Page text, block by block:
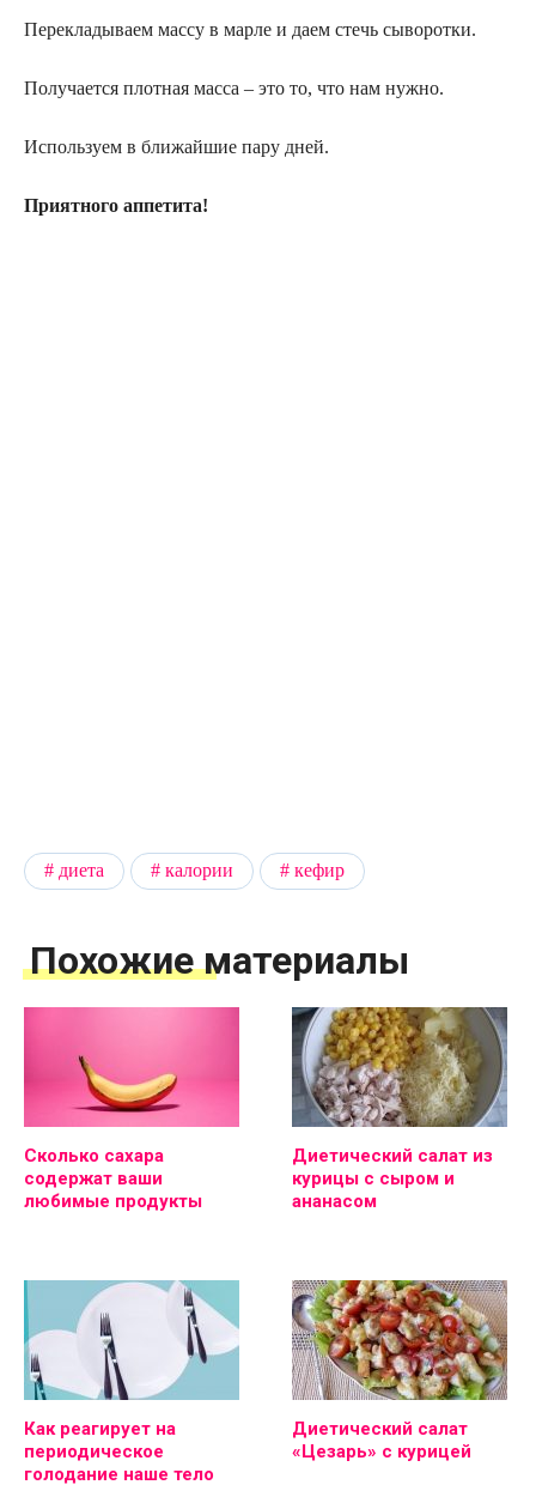
Перекладываем массу в марле и даем стечь сыворотки.
Получается плотная масса – это то, что нам нужно.
Используем в ближайшие пару дней.
Приятного аппетита!
диета калории кефир
Похожие материалы
Сколько сахара
содержат ваши
любимые продукты
Диетический салат из
курицы с сыром и
ананасом
Как реагирует на
периодическое
голодание наше тело
Диетический салат
«Цезарь» с курицей